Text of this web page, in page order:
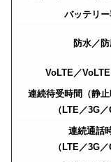
バッテリ
防水／
VoLTE／VoLTE
連続待受時間（静止
（LTE／3G／
連続通話
（LTE／3G／